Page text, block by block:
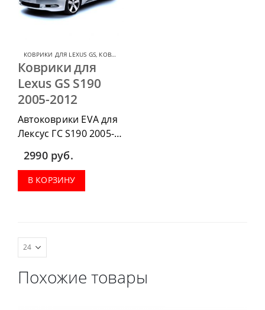
КОВРИКИ ДЛЯ LEXUS GS, КОВРИКИ ДЛЯ LEXUS
Коврики для
Lexus GS S190
2005-2012
Автоковрики EVA для
Лексус ГС S190 2005-
приобрести в
комплектации:
водительский коврик,
2990 руб.
В КОРЗИНУ
Похожие товары